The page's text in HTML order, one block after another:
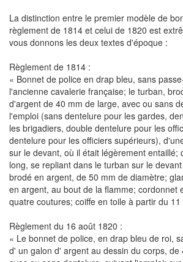
La distinction entre le premier modèle de
règlement de 1814 et celui de 1820 est
vous donnons les deux textes d'époque :
Règlement de 1814 :
« Bonnet de police en drap bleu, sans
l'ancienne cavalerie française; le turban,
d'argent de 40 mm de large, avec ou sans
l'emploi (sans dentelure pour les gardes,
les brigadiers, double dentelure pour les
dentelure pour les officiers supérieurs),
sur le devant, où il était légèrement entaillé;
long, se repliant dans le turban sur le
brodé en argent, de 50 mm de diamètre;
en argent, au bout de la flamme; cordonnet
quatre coutures; coiffe en toile à partir du
Règlement du 16 août 1820 :
« Le bonnet de police, en drap bleu de roi,
d' un galon d' argent au dessin du corps, de